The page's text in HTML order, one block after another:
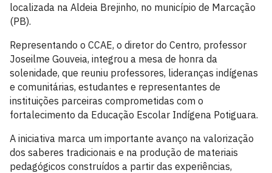
localizada na Aldeia Brejinho, no município de Marcação
(PB).
Representando o CCAE, o diretor do Centro, professor
Joseilme Gouveia, integrou a mesa de honra da
solenidade, que reuniu professores, lideranças indígenas
e comunitárias, estudantes e representantes de
instituições parceiras comprometidas com o
fortalecimento da Educação Escolar Indígena Potiguara.
A iniciativa marca um importante avanço na valorização
dos saberes tradicionais e na produção de materiais
pedagógicos construídos a partir das experiências,